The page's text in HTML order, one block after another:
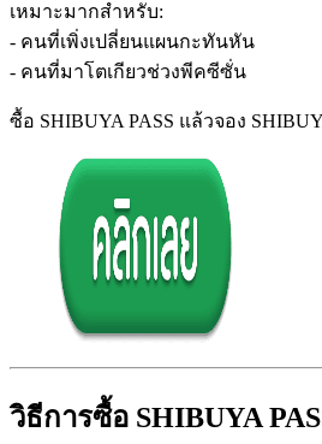
เหมาะมากสำหรับ:
- คนที่เพิ่งเปลี่ยนแผนกะทันหัน
- คนที่มาโตเกียวช่วงพีคซีซั่น
ซื้อ SHIBUYA PASS แล้วจอง
วิธีการซื้อ SHIBUYA